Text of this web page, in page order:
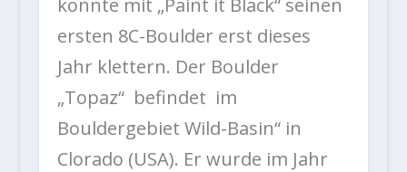
ersten 8C-Boulder erst dieses
Jahr klettern. Der Boulder
„Topaz“ befindet im
Bouldergebiet Wild-Basin“ in
Clorado (USA). Er wurde im Jahr